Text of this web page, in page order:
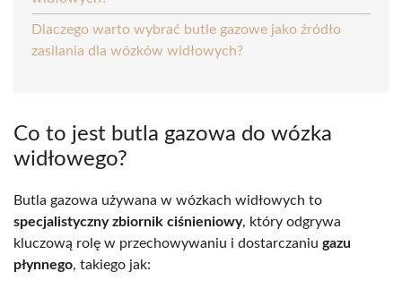
Dlaczego warto wybrać butle gazowe jako źródło
zasilania dla wózków widłowych?
Co to jest butla gazowa do wózka
widłowego?
Butla gazowa używana w wózkach widłowych to
specjalistyczny zbiornik ciśnieniowy, który odgrywa
kluczową rolę w przechowywaniu i dostarczaniu gazu
płynnego, takiego jak: